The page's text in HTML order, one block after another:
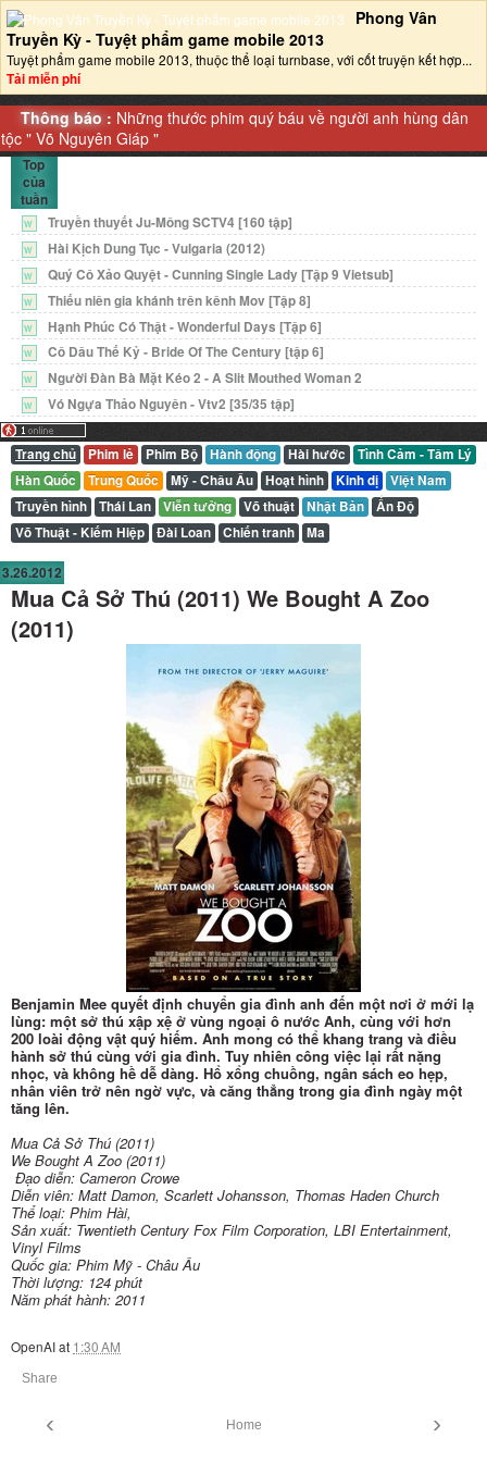
Phong Vân
Truyền Kỳ - Tuyệt phẩm game mobile 2013‎
Tuyệt phẩm game mobile 2013, thuộc thể loại turnbase, với cốt truyện kết hợp...
Tải miễn phí
Thông báo : Những thước phim quý báu về người anh hùng dân
tộc "Võ Nguyên Giáp "
Top
của
tuần
W Truyền thuyết Ju-Mông SCTV4 [160 tập]
W Hài Kịch Dung Tục - Vulgaria (2012)
W Quý Cô Xảo Quyệt - Cunning Single Lady [Tập 9 Vietsub]
W Thiếu niên gia khánh trên kênh Mov [Tập 8]
W Hạnh Phúc Có Thật - Wonderful Days [Tập 6]
W Cô Dâu Thế Kỷ - Bride Of The Century [tập 6]
W Người Đàn Bà Mặt Kéo 2 - A Slit Mouthed Woman 2
W Vó Ngựa Thảo Nguyên - Vtv2 [35/35 tập]
Trang chủ Phim lẻ Phim Bộ Hành động Hài hước
Tình Cảm - Tâm Lý
Hàn Quốc
Trung Quốc Mỹ - Châu Âu Hoạt hình Kinh dị
Việt Nam
Truyền hình
Thái Lan Viễn tưởng Võ thuật Nhật Bản
Ấn Độ
Võ Thuật - Kiếm Hiệp
Đài Loan Chiến tranh Ma
3.26.2012
Mua Cả Sở Thú (2011) We Bought A Zoo
(2011)
Benjamin Mee quyết định chuyển gia đình anh đến một nơi ở mới lạ
lùng: một sở thú xập xệ ở vùng ngoại ô nước Anh, cùng với hơn
200 loài động vật quý hiếm. Anh mong có thể khang trang và điều
hành sở thú cùng với gia đình. Tuy nhiên công việc lại rất nặng
nhọc, và không hề dễ dàng. Hổ xổng chuồng, ngân sách eo hẹp,
nhân viên trở nên ngờ vực, và căng thẳng trong gia đình ngày một
tăng lên.
Mua Cả Sở Thú (2011)
We Bought A Zoo (2011)
Đạo diễn: Cameron Crowe
Diễn viên: Matt Damon, Scarlett Johansson, Thomas Haden Church
Thể loại: Phim Hài,
Sản xuất: Twentieth Century Fox Film Corporation, LBI Entertainment,
Vinyl Films
Quốc gia: Phim Mỹ - Châu Âu
Thời lượng: 124 phút
Năm phát hành: 2011
OpenAIat 1:30 AM
Share
‹ ›
Home